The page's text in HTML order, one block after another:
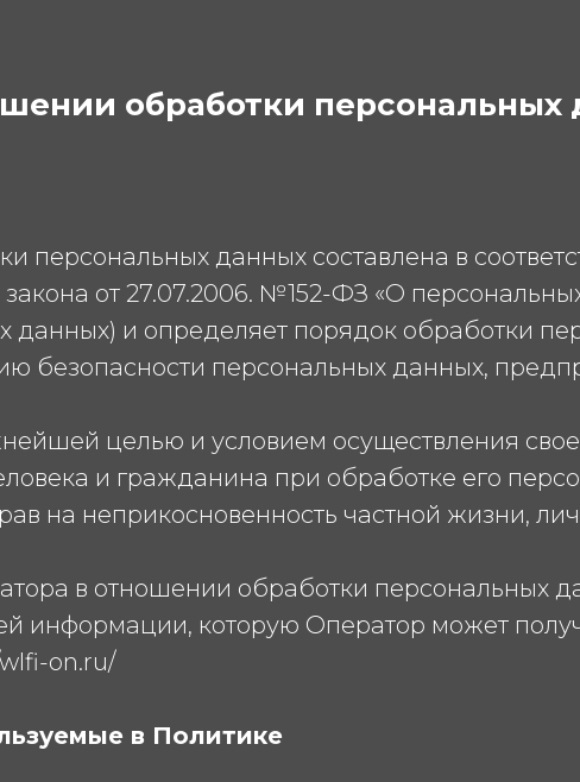
обработки персональных
персональных данных составлена в
от 27.07.2006. №152-ФЗ «О
данных) и определяет порядок обработки
безопасности персональных данных,
целью и условием осуществления
и гражданина при обработке его
на неприкосновенность частной жизни,
в отношении обработки персональных
информации, которую Оператор может
on.ru/
в Политике